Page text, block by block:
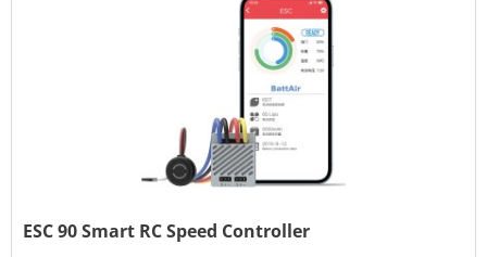
ESC 90 Smart RC Speed Controller